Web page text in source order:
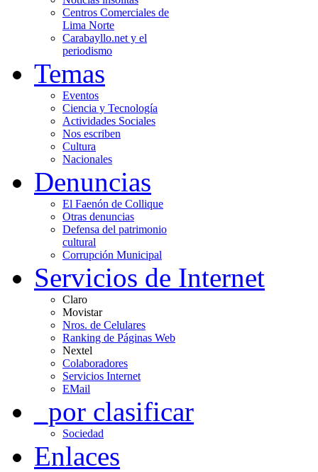
Centros Comerciales de
Lima Norte
Carabayllo.net y el
periodismo
Temas
Eventos
Ciencia y Tecnología
Actividades Sociales
Nos escriben
Cultura
Nacionales
Denuncias
El Faenón de Collique
Otras denuncias
Defensa del patrimonio
cultural
Corrupción Municipal
Servicios de Internet
Claro
Movistar
Nros. de Celulares
Ranking de Páginas Web
Nextel
Colaboradores
Servicios Internet
EMail
_por clasificar
Sociedad
Enlaces